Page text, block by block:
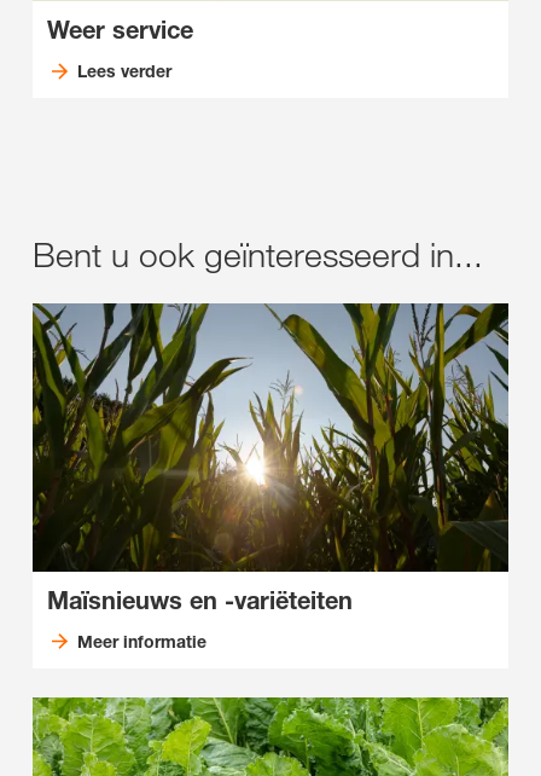
Weer service
Lees verder
Bent u ook geïnteresseerd in...
Maïsnieuws en -variëteiten
Meer informatie